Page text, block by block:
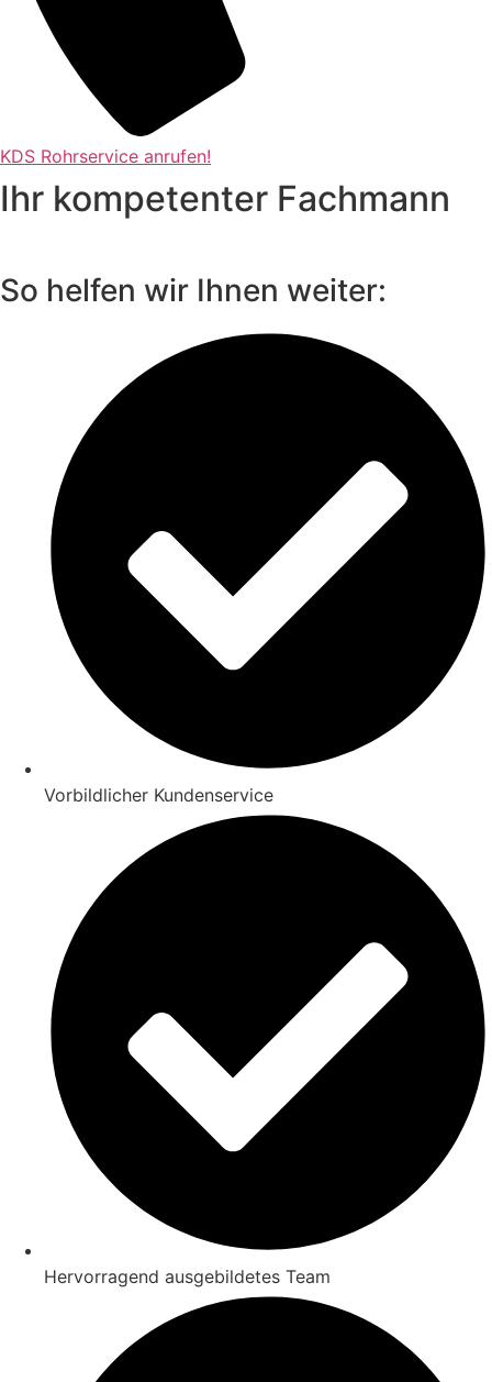
KDS Rohrservice anrufen!
Ihr kompetenter Fachmann
So helfen wir Ihnen weiter:
Vorbildlicher Kundenservice
Hervorragend ausgebildetes Team